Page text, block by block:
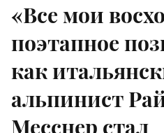
«Все мои
поэтапное
как
альпинист
Месснер стал